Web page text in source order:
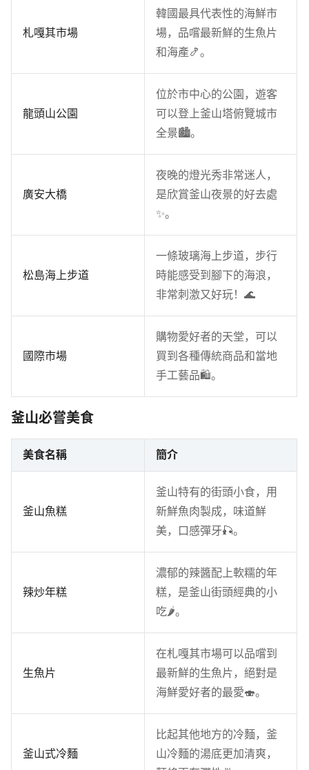
札嘎其市場
韓國最具代表性的海鮮市
場，品嚐最新鮮的生魚片
和海產🍤。
龍頭山公園
位於市中心的公園，遊客
可以登上釜山塔俯覽城市
全景🏙。
廣安大橋
夜晚的燈光秀非常迷人，
是欣賞釜山夜景的好去處
✨。
松島海上步道
一條玻璃海上步道，步行
時能感受到腳下的海浪，
非常刺激又好玩！🌊
國際市場
購物愛好者的天堂，可以
買到各種傳統商品和當地
手工藝品🛍。
釜山必嘗美食
美食名稱 簡介
釜山魚糕
釜山特有的街頭小食，用
新鮮魚肉製成，味道鮮
美，口感彈牙🎣。
辣炒年糕
濃郁的辣醬配上軟糯的年
糕，是釜山街頭經典的小
吃🌶。
生魚片
在札嘎其市場可以品嚐到
最新鮮的生魚片，絕對是
海鮮愛好者的最愛🍣。
釜山式冷麵
比起其他地方的冷麵，釜
山冷麵的湯底更加清爽，